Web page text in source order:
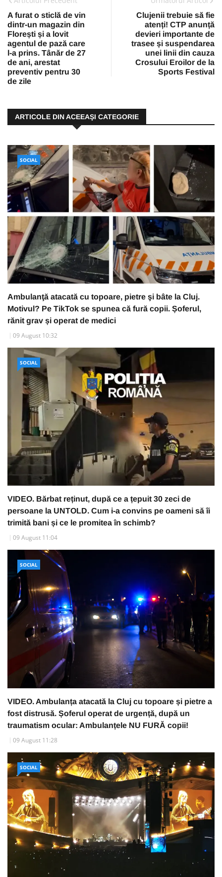
A furat o sticlă de vin
dintr-un magazin din
Florești și a lovit
agentul de pază care
l-a prins. Tânăr de 27
de ani, arestat
preventiv pentru 30
de zile
Clujenii trebuie să fie
atenți! CTP anunță
devieri importante de
trasee și suspendarea
unei linii din cauza
Crosului Eroilor de la
Sports Festival
ARTICOLE DIN ACEEAŞI CATEGORIE
SOCIAL
Ambulanţă atacată cu topoare, pietre şi bâte la Cluj.
Motivul? Pe TikTok se spunea că fură copii. Șoferul,
rănit grav și operat de medici
09 August 10:32
SOCIAL
VIDEO. Bărbat reținut, după ce a țepuit 30 zeci de
persoane la UNTOLD. Cum i-a convins pe oameni să îi
trimită bani și ce le promitea în schimb?
09 August 11:04
SOCIAL
VIDEO. Ambulanța atacată la Cluj cu topoare și pietre a
fost distrusă. Șoferul operat de urgență, după un
traumatism ocular: Ambulanțele NU FURĂ copii!
09 August 11:28
SOCIAL